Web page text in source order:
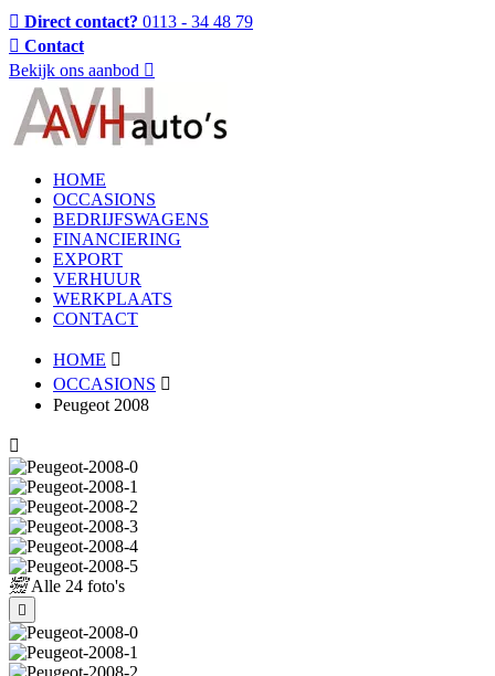
Direct contact? 0113 - 34 48 79
Contact
Bekijk ons aanbod
HOME
OCCASIONS
BEDRIJFSWAGENS
FINANCIERING
EXPORT
VERHUUR
WERKPLAATS
CONTACT
HOME
OCCASIONS
Peugeot 2008
Alle 24 foto's